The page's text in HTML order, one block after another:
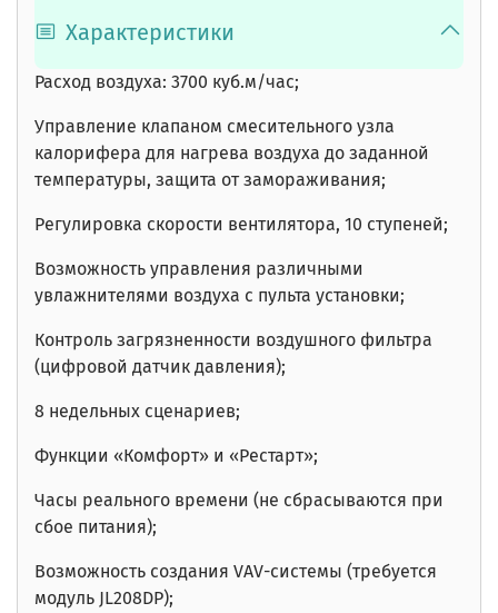
Характеристики
Расход воздуха: 3700 куб.м/час;
Управление клапаном смесительного узла
калорифера для нагрева воздуха до заданной
температуры, защита от замораживания;
Регулировка скорости вентилятора, 10 ступеней;
Возможность управления различными
увлажнителями воздуха с пульта установки;
Контроль загрязненности воздушного фильтра
(цифровой датчик давления);
8 недельных сценариев;
Функции «Комфорт» и «Рестарт»;
Часы реального времени (не сбрасываются при
сбое питания);
Возможность создания VAV-системы (требуется
модуль JL208DP);